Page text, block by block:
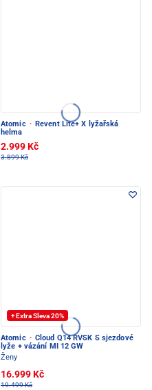
Atomic · Revent Lite+ X lyžařská
helma
2.999 Kč
3.899 Kč
+ Extra Sleva 20%
Atomic · Cloud Q14 RVSK S sjezdové
lyže + vázání MI 12 GW
Ženy
16.999 Kč
19.499 Kč